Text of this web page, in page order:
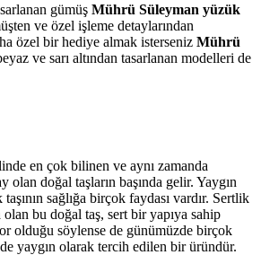
gümüş Mührü Süleyman yüzük
ve özel işleme detaylarından
özel bir hediye almak isterseniz Mührü
ve sarı altından tasarlanan modelleri de
en çok bilinen ve aynı zamanda
olan doğal taşların başında gelir. Yaygın
sağlığa birçok faydası vardır. Sertlik
olan bu doğal taş, sert bir yapıya sahip
olduğu söylense de günümüzde birçok
yaygın olarak tercih edilen bir üründür.